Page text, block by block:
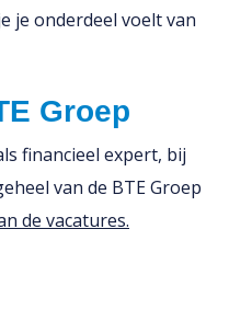
je onderdeel voelt van
Groep
financieel expert, bij
van de BTE Groep
de vacatures.